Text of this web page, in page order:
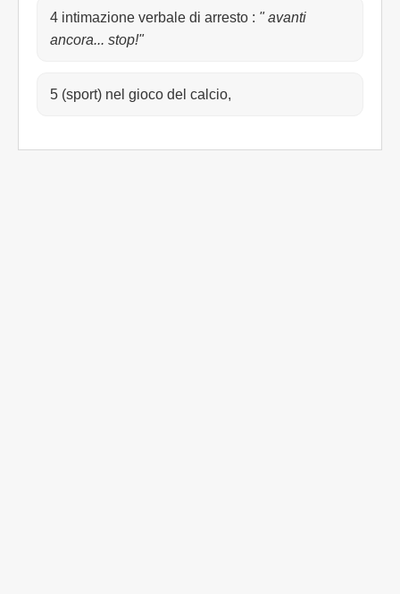
4 intimazione verbale di arresto : " avanti
ancora... stop!"
5 (sport) nel gioco del calcio,